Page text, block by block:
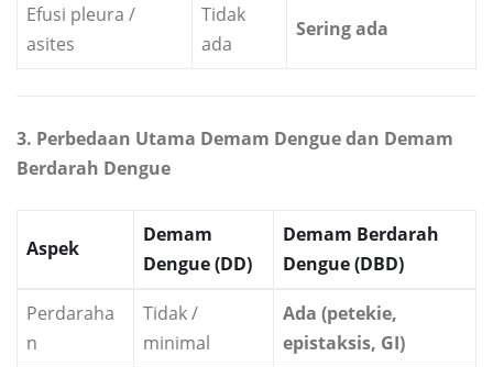
Efusi pleura /
asites
Tidak
ada
Sering ada
3. Perbedaan Utama Demam Dengue dan Demam
Berdarah Dengue
Aspek
Demam
Dengue (DD)
Demam Berdarah
Dengue (DBD)
Perdaraha
n
Tidak /
minimal
Ada (petekie,
epistaksis, GI)